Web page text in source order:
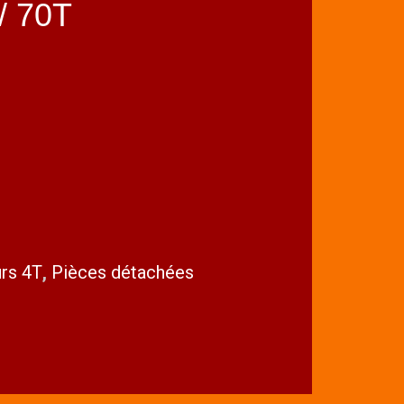
70T
4T, Pièces détachées